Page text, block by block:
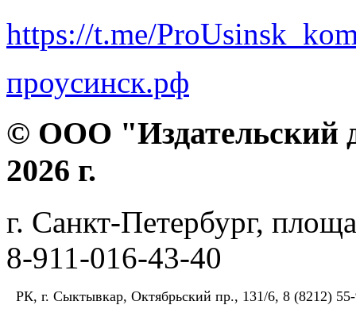
https://t.me/
проусинск.рф
© ООО "Издательский
2026 г.
г. Санкт-Петербург,
8-911-016-43-40
РК, г. Сыктывкар, Октябрьский пр., 131/6, 8 (8212)